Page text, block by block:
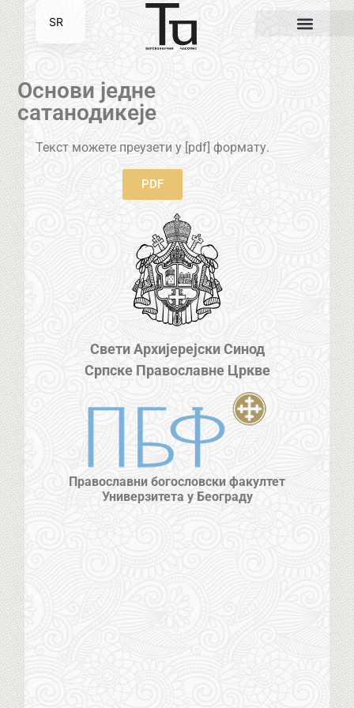
Основи једне
сатанодикеје
Текст можете преузети у [pdf] формату.
PDF
Свети Архијерејски Синод
Српске Православне Цркве
Православни богословски факултет
Универзитета у Београду
SR
EN